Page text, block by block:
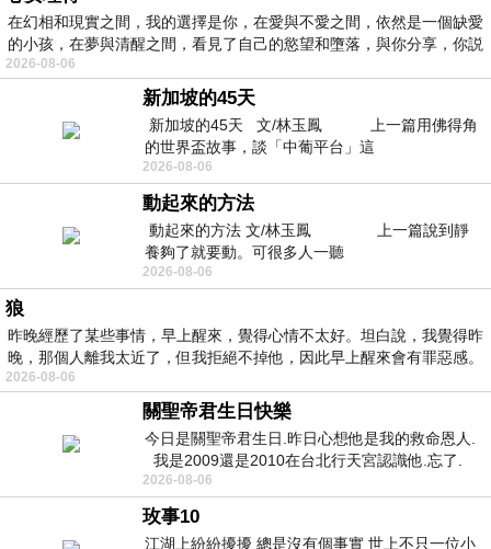
在幻相和現實之間，我的選擇是你，在愛與不愛之間，依然是一個缺愛
的小孩，在夢與清醒之間，看見了自己的慾望和墮落，與你分享，你説
2026-08-06
新加坡的45天
新加坡的45天 文/林玉鳳 上一篇用佛得角
的世界盃故事，談「中葡平台」這
2026-08-06
動起來的方法
動起來的方法 文/林玉鳳 上一篇說到靜
養夠了就要動。可很多人一聽
2026-08-06
狼
昨晚經歷了某些事情，早上醒來，覺得心情不太好。坦白說，我覺得昨
晚，那個人離我太近了，但我拒絕不掉他，因此早上醒來會有罪惡感。
2026-08-06
關聖帝君生日快樂
今日是關聖帝君生日.昨日心想他是我的救命恩人.
我是2009還是2010在台北行天宮認識他.忘了.
一個奇摩交友的網友學
2026-08-06
玫事10
江湖上紛紛擾擾 總是沒有個事實 世上不只一位小